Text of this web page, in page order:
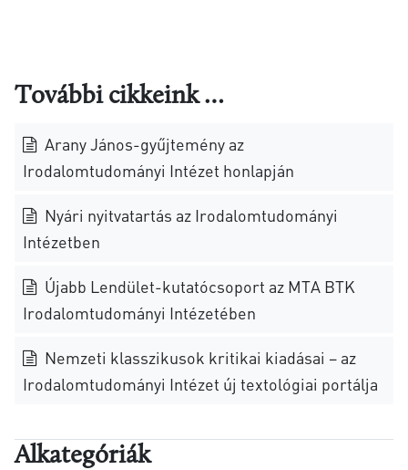
További cikkeink …
Arany János-gyűjtemény az
Irodalomtudományi Intézet honlapján
Nyári nyitvatartás az Irodalomtudományi
Intézetben
Újabb Lendület-kutatócsoport az MTA BTK
Irodalomtudományi Intézetében
Nemzeti klasszikusok kritikai kiadásai – az
Irodalomtudományi Intézet új textológiai portálja
Alkategóriák